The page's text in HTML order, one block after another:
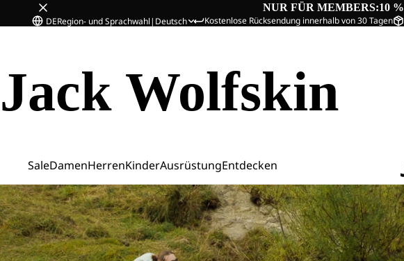
NUR FÜR MEMBERS:10 %
Kostenlose Rücksendung innerhalb von 30 Tagen
DERegion- und Sprachwahl| Deutsch
Jack Wolfskin
SaleDamenHerrenKinderAusrüstungEntdecken